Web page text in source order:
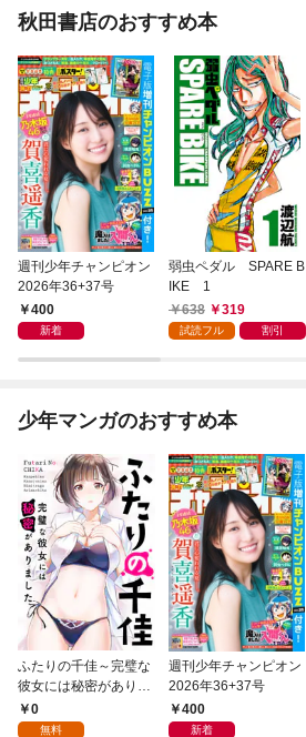
秋田書店のおすすめ本
週刊少年チャンピオン
2026年36+37号
400
新着
弱虫ペダル SPARE B
IKE 1
638
319
試読フル 割引
少年マンガのおすすめ本
ふたりの千佳～完璧な
彼女には秘密がありま
した(1)
0
無料
週刊少年チャンピオン
2026年36+37号
400
新着